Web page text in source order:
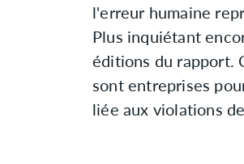
l'erreur humaine
Plus inquiétant
éditions du rapport.
sont entreprises
liée aux violations